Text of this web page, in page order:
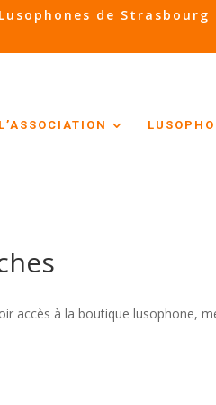
de Strasbourg
L’ASSOCIATION
accès à la boutique lusophone,